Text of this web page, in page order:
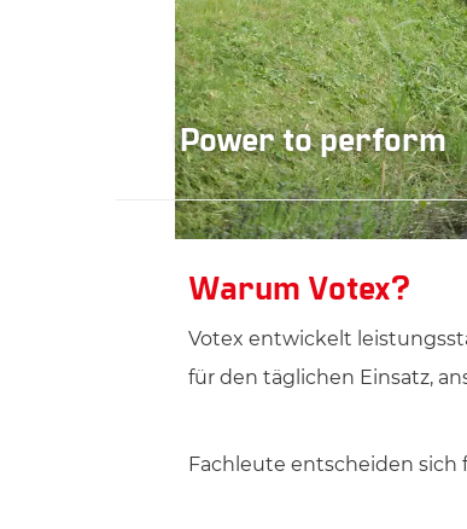
Power to perform
Warum Votex?
Votex entwickelt
für den täglichen Einsatz,
Fachleute entscheiden